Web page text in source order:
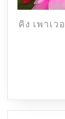
คิง เพาเ